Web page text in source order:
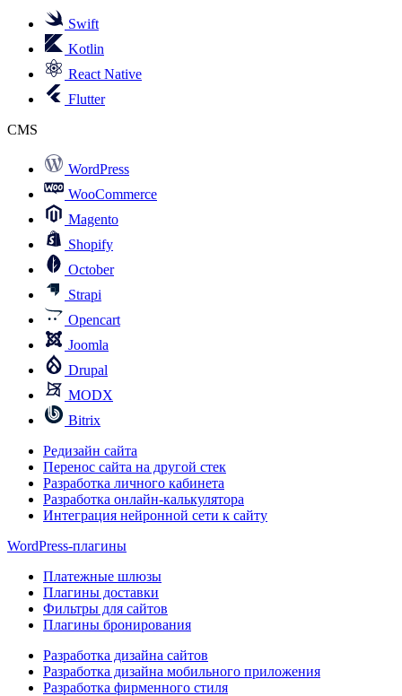
Swift
Kotlin
React Native
Flutter
CMS
WordPress
WooCommerce
Magento
Shopify
October
Strapi
Opencart
Joomla
Drupal
MODX
Bitrix
Редизайн сайта
Перенос сайта на другой стек
Разработка личного кабинета
Разработка онлайн-калькулятора
Интеграция нейронной сети к сайту
WordPress-плагины
Платежные шлюзы
Плагины доставки
Фильтры для сайтов
Плагины бронирования
Разработка дизайна сайтов
Разработка дизайна мобильного приложения
Разработка фирменного стиля